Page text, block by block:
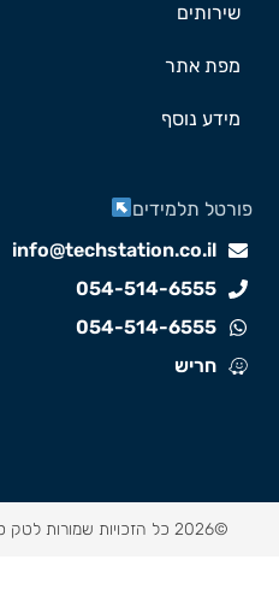
שירותים
מפת אתר
מידע נוסף
info@techstation.co.il
054-514-6555
054-514-6555
חריש
תלמידים